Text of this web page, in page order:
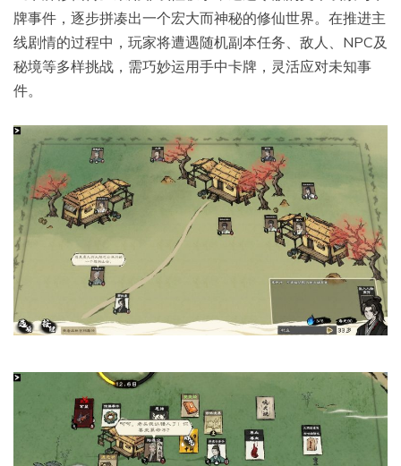
牌事件，逐步拼凑出一个宏大而神秘的修仙世界。在推进主
线剧情的过程中，玩家将遭遇随机副本任务、敌人、NPC及
秘境等多样挑战，需巧妙运用手中卡牌，灵活应对未知事
件。